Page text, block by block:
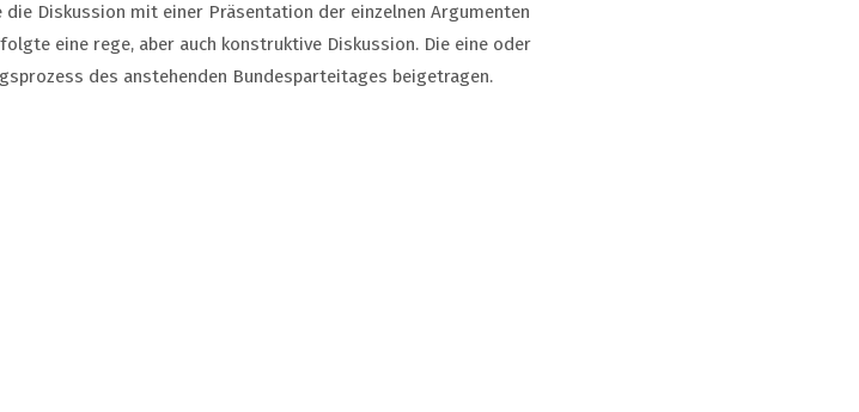
Diskussion mit einer Präsentation der einzelnen Argumenten
eine rege, aber auch konstruktive Diskussion. Die eine oder
des anstehenden Bundesparteitages beigetragen.